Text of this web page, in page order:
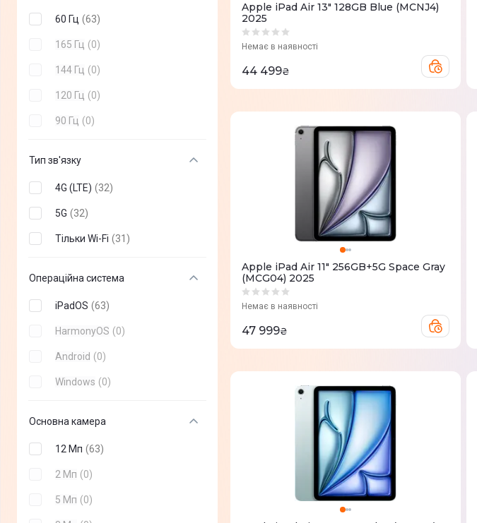
60 Гц (63)
165 Гц (0)
144 Гц (0)
120 Гц (0)
90 Гц (0)
Тип зв'язку
4G (LTE) (32)
5G (32)
Тільки Wi-Fi (31 )
Операційна система
iPadOS (63)
HarmonyOS (0)
Android (0)
Windows (0)
Основна камера
12 Мп (63)
2 Мп (0)
5 Мп (0)
Apple iPad Air 13" 128GB Blue (MCNJ4)
2025
Немає в наявності
44 499₴
Apple iPad Air 11" 256GB+5G Space Gray
(MCG04) 2025
Немає в наявності
47 999₴